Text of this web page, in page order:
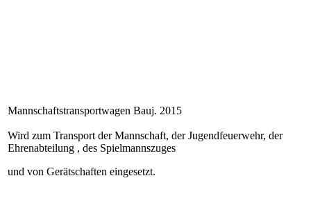
Mannschaftstransportwagen Bauj. 2015
Wird zum Transport der Mannschaft, der Jugendfeuerwehr, der
Ehrenabteilung , des Spielmannszuges
und von Gerätschaften eingesetzt.